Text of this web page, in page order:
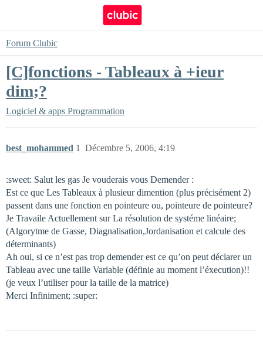
Forum Clubic
[C]fonctions - Tableaux à +ieur
dim;?
Logiciel & apps Programmation
best_mohammed Décembre 5, 2006, 4:19
1
:sweet: Salut les gas Je vouderais vous Demender :
Est ce que Les Tableaux à plusieur dimention (plus précisément 2)
passent dans une fonction en pointeure ou, pointeure de pointeure?
Je Travaile Actuellement sur La résolution de systéme linéaire;
(Algorytme de Gasse, Diagnalisation,Jordanisation et calcule des
déterminants)
Ah oui, si ce n’est pas trop demender est ce qu’on peut déclarer un
Tableau avec une taille Variable (définie au moment l’éxecution)!!
(je veux l’utiliser pour la taille de la matrice)
Merci Infiniment; :super: